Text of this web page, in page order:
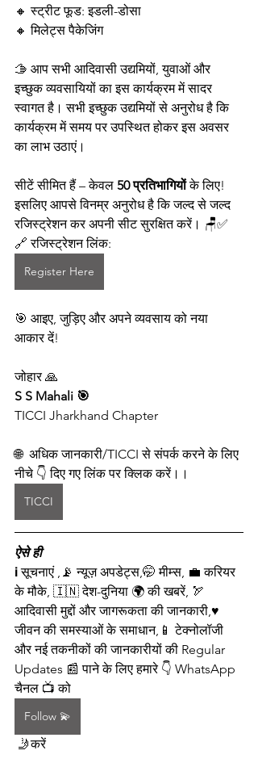
🔸 स्ट्रीट फूड: इडली-डोसा
🔸 मिलेट्स पैकेजिंग
🫱 आप सभी आदिवासी उद्यमियों, युवाओं और
इच्छुक व्यवसायियों का इस कार्यक्रम में सादर
स्वागत है। सभी इच्छुक उद्यमियों से अनुरोध है कि
कार्यक्रम में समय पर उपस्थित होकर इस अवसर
का लाभ उठाएं।
सीटें सीमित हैं – केवल 50 प्रतिभागियों के लिए!
इसलिए आपसे विनम्र अनुरोध है कि जल्द से जल्द
रजिस्ट्रेशन कर अपनी सीट सुरक्षित करें। 🪑✅
🔗 रजिस्ट्रेशन लिंक:
Register Here
🎯 आइए, जुड़िए और अपने व्यवसाय को नया
आकार दें!
जोहार 🙏
S S Mahali 🎯
TICCI Jharkhand Chapter
🌐  अधिक जानकारी/TICCI से संपर्क करने के लिए
नीचे 👇 दिए गए लिंक पर क्लिक करें।।
TICCI
ऐसे ही
ℹ️ सूचनाएं ,📡 न्यूज़ अपडेट्स,🤭 मीम्स, 💼 करियर
के मौके, 🇮🇳 देश-दुनिया 🌍 की खबरें, 🏹
आदिवासी मुद्दों और जागरूकता की जानकारी,♥️
जीवन की समस्याओं के समाधान,📱 टेक्नोलॉजी
और नई तकनीकों की जानकारीयों की Regular
Updates 📰 पाने के लिए हमारे 👇 WhatsApp
चैनल 📺 को
Follow 💫
🤳करें